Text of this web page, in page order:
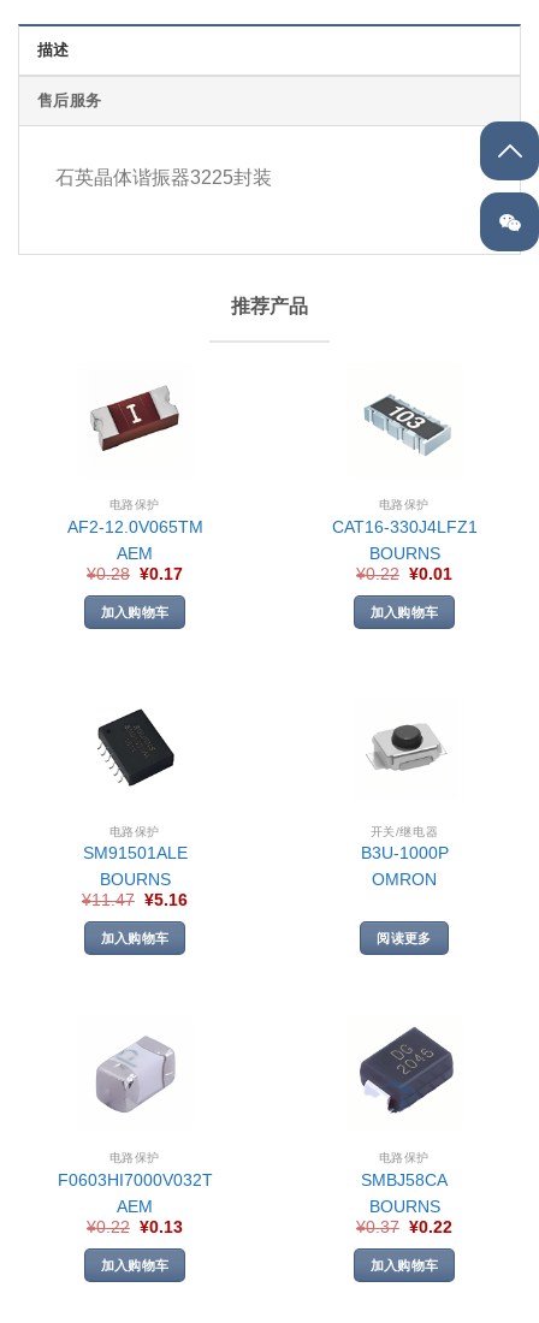
描述
售后服务
石英晶体谐振器3225封装
推荐产品
电路保护
AF2-12.0V065TM
AEM
¥0.28 ¥0.17
加入购物车
电路保护
CAT16-330J4LFZ1
BOURNS
¥0.22 ¥0.01
加入购物车
电路保护
SM91501ALE
BOURNS
¥11.47 ¥5.16
加入购物车
开关/继电器
B3U-1000P
OMRON
阅读更多
电路保护
F0603HI7000V032T
AEM
¥0.22 ¥0.13
加入购物车
电路保护
SMBJ58CA
BOURNS
¥0.37 ¥0.22
加入购物车